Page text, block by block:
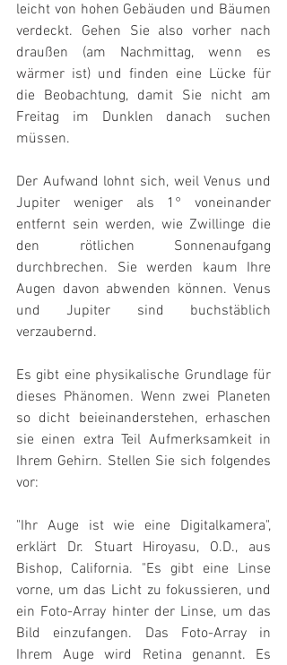
leicht von hohen Gebäuden und Bäumen
verdeckt. Gehen Sie also vorher nach
draußen (am Nachmittag, wenn es
wärmer ist) und finden eine Lücke für
die Beobachtung, damit Sie nicht am
Freitag im Dunklen danach suchen
müssen.
Der Aufwand lohnt sich, weil Venus und
Jupiter weniger als 1° voneinander
entfernt sein werden, wie Zwillinge die
den rötlichen Sonnenaufgang
durchbrechen. Sie werden kaum Ihre
Augen davon abwenden können. Venus
und Jupiter sind buchstäblich
verzaubernd.
Es gibt eine physikalische Grundlage für
dieses Phänomen. Wenn zwei Planeten
so dicht beieinanderstehen, erhaschen
sie einen extra Teil Aufmerksamkeit in
Ihrem Gehirn. Stellen Sie sich folgendes
vor:
"Ihr Auge ist wie eine Digitalkamera",
erklärt Dr. Stuart Hiroyasu, O.D., aus
Bishop, California. "Es gibt eine Linse
vorne, um das Licht zu fokussieren, und
ein Foto-Array hinter der Linse, um das
Bild einzufangen. Das Foto-Array in
Ihrem Auge wird Retina genannt. Es